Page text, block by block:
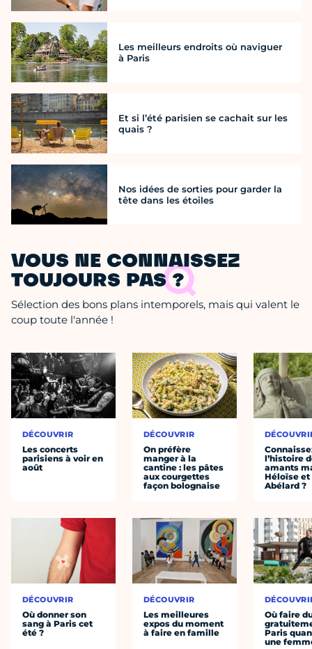
Les meilleurs endroits où naviguer
à Paris
Et si l’été parisien se cachait sur les
quais ?
Nos idées de sorties pour garder la
tête dans les étoiles
VOUS NE CONNAISSEZ
TOUJOURS PAS ?
Sélection des bons plans intemporels, mais qui valent le
coup toute l'année !
DÉCOUVRIR
Les concerts
parisiens à voir en
août
DÉCOUVRIR
Où donner son
sang à Paris cet
été ?
DÉCOUVRIR
On préfère
manger à la
cantine : les pâtes
aux courgettes
façon bolognaise
DÉCOUVRIR
Les meilleures
expos du moment
à faire en famille
l’histoire
amants
Héloïse et
Abélard ?
Où faire
Paris
une